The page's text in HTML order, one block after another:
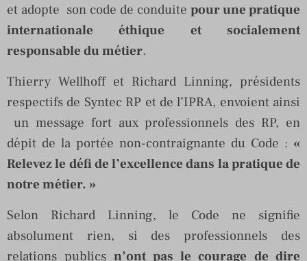
et adopte son code de conduite pour une pratique
internationale éthique et socialement
responsable du métier.
Thierry Wellhoff et Richard Linning, présidents
respectifs de Syntec RP et de l’IPRA, envoient ainsi
un message fort aux professionnels des RP, en
dépit de la portée non-contraignante du Code : «
Relevez le défi de l’excellence dans la pratique de
notre métier. »
Selon Richard Linning, le Code ne signifie
absolument rien, si des professionnels des
relations publics n’ont pas le courage de dire